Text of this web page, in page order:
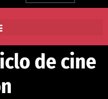
de cine